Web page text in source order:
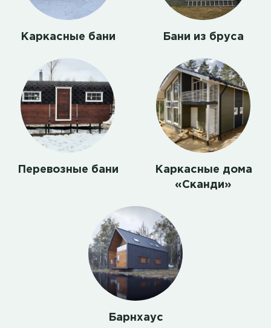
Каркасные бани Бани из бруса
Перевозные бани
Каркасные дома
«Сканди»
Барнхаус